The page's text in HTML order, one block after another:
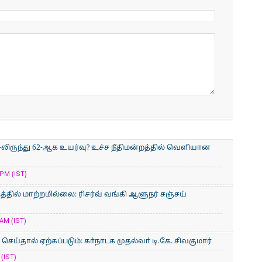
லிருந்து 62-ஆக உயர்வு? உச்ச நீதிமன்றத்தில் வெளியான
(IST)
மாற்றமில்லை: ரிசர்வ் வங்கி ஆளுநர் சஞ்சய்
(IST)
ஏற்கப்படும்: கா்நாடக முதல்வா் டி.கே. சிவகுமார்